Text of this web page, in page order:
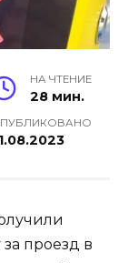
НА ЧТЕНИЕ
28 мин.
проезд в